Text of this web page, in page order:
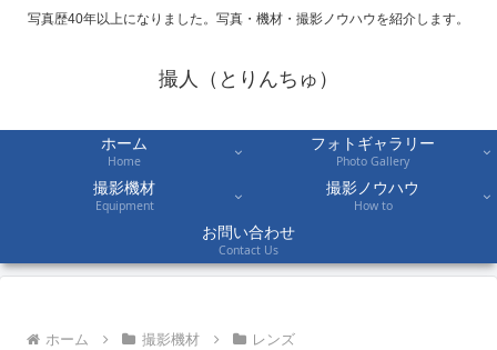
写真歴40年以上になりました。写真・機材・撮影ノウハウを紹介します。
撮人（とりんちゅ）
ホーム
Home
フォトギャラリー
Photo Gallery
撮影機材
Equipment
撮影ノウハウ
How to
お問い合わせ
Contact Us
ホーム 撮影機材 レンズ